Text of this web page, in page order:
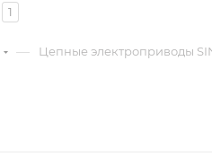
1
— Цепные электроприводы